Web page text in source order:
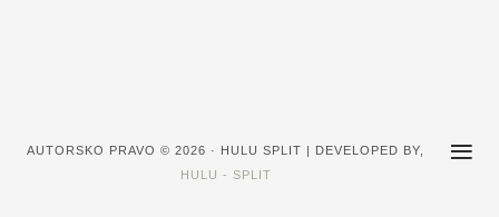
AUTORSKO PRAVO © 2026 · HULU SPLIT | DEVELOPED BY,
HULU - SPLIT